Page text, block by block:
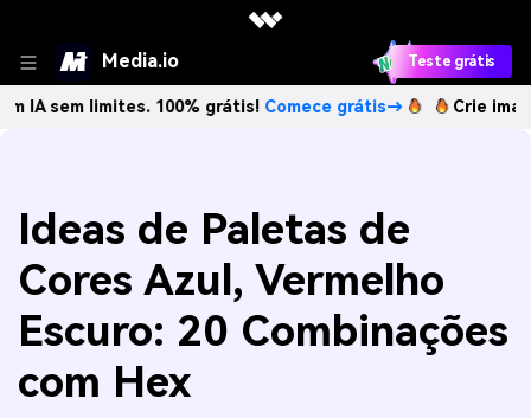
Media.io Teste grátis
limites. 100% grátis!Comece grátis→ Crie imagens
Ideas de Paletas de
Cores Azul, Vermelho
Escuro: 20 Combinações
com Hex